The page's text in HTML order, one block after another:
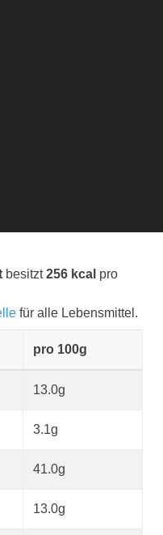
besitzt256 kcal pro
für alle Lebensmittel.
pro 100g
13.0g
3.1g
41.0g
13.0g